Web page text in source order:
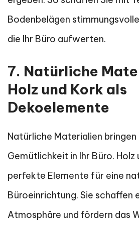
Bodenbelägen
die Ihr Büro aufwerten.
7. Natürliche
Holz und Kork als
Dekoelemente
Natürliche Materialien bringen
Gemütlichkeit in Ihr Büro. Holz
perfekte Elemente für eine
Büroeinrichtung. Sie schaffen
Atmosphäre und fördern das